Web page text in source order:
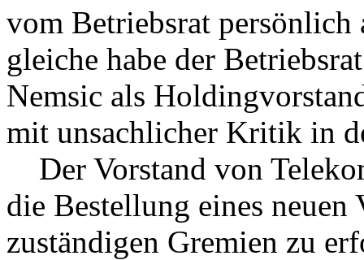
vom Betriebsrat
gleiche habe der
Nemsic als
mit unsachlicher Kritik in
Der Vorstand von
die Bestellung eines neuen
zuständigen Gremien zu